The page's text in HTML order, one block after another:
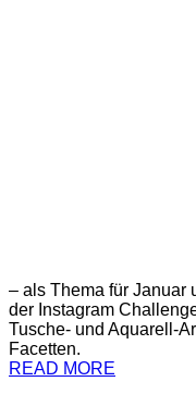
– als Thema für Januar
der Instagram
Tusche- und Aquarell-
Facetten.
READ MORE